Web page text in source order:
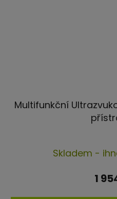
Multifunkční
Skladem -
1